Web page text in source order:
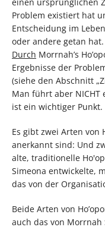
Problem existiert hat
Entscheidung im
oder andere getan hat.
Durch Morrnah’s
Ergebnisse der
(siehe den Abschnitt
Man führt aber NICHT
ist ein wichtiger Punkt.
Es gibt zwei Arten von
anerkannt sind: Und
alte, traditionelle
Simeona entwickelte,
das von der
Beide Arten von
auch das von